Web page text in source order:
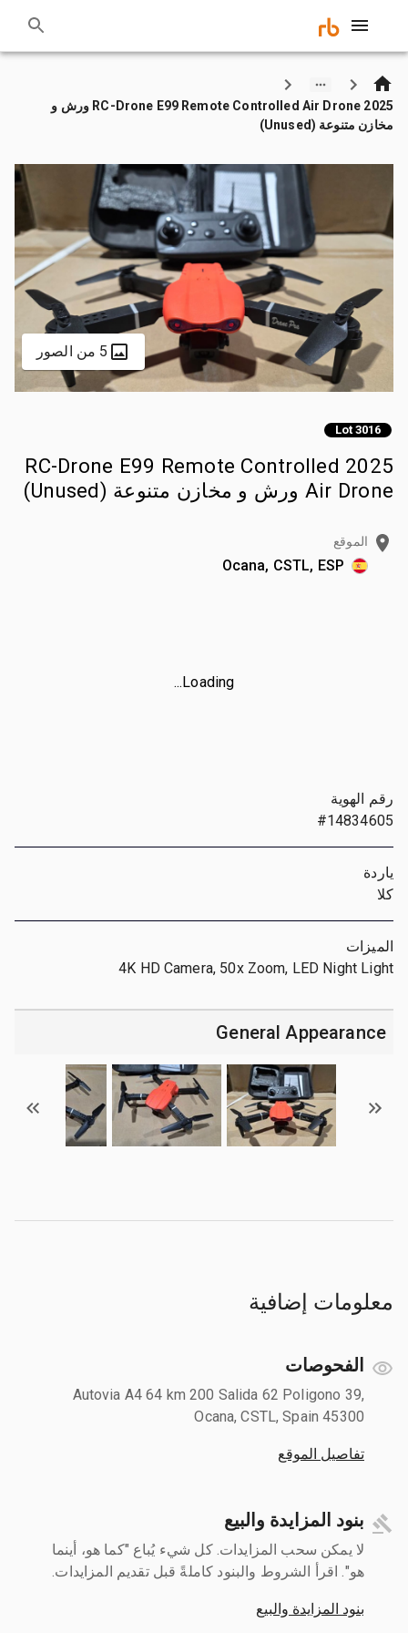
2025 RC-Drone E99 Remote Controlled Air Drone ورش و
مخازن متنوعة (Unused)
5 من الصور
Lot 3016
2025 RC-Drone E99 Remote Controlled
Air Drone ورش و مخازن متنوعة (Unused)
الموقع
Ocana, CSTL, ESP
Loading...
رقم الهوية
#14834605
ياردة
كلا
الميزات
4K HD Camera, 50x Zoom, LED Night Light
General Appearance
معلومات إضافية
الفحوصات
Autovia A4 64 km 200 Salida 62 Poligono 39,
Ocana, CSTL, Spain 45300
تفاصيل الموقع
بنود المزايدة والبيع
لا يمكن سحب المزايدات. كل شيء يُباع "كما هو، أينما
هو". اقرأ الشروط والبنود كاملةً قبل تقديم المزايدات.
بنود المزايدة والبيع